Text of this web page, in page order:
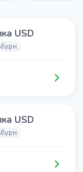
USD
USD